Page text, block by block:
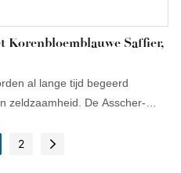
Korenbloemblauwe Saffier,
al lange tijd begeerd
zeldzaamheid. De Asscher-
niet alleen de algehele
2